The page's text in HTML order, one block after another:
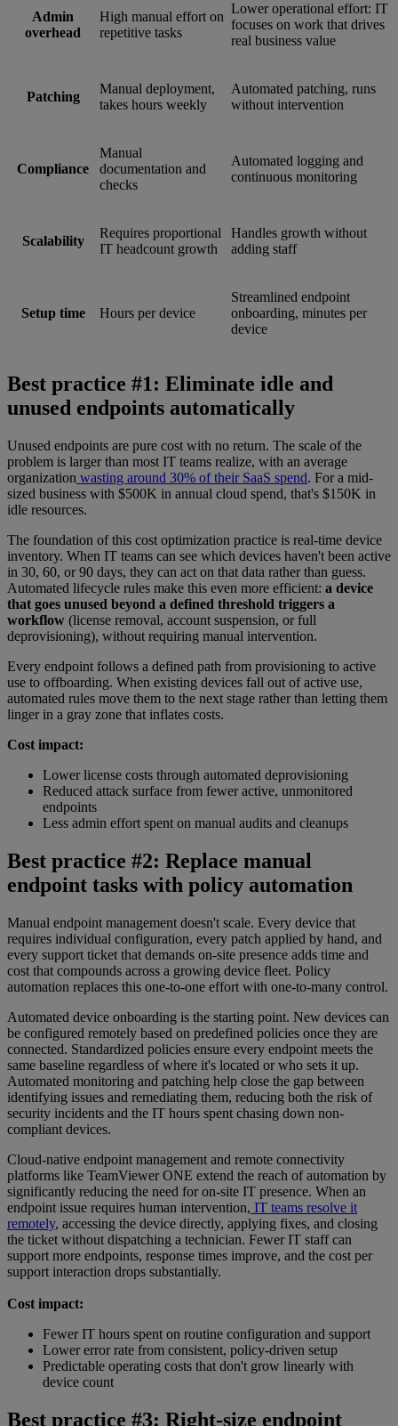
Admin
overhead
High manual effort on
repetitive tasks
Lower operational effort: IT
focuses on work that drives
real business value
Patching
Manual deployment,
takes hours weekly
Automated patching, runs
without intervention
Compliance
Manual
documentation and
checks
Automated logging and
continuous monitoring
Scalability
Requires proportional
IT headcount growth
Handles growth without
adding staff
Setup time Hours per device
Streamlined endpoint
onboarding, minutes per
device
Best practice #1: Eliminate idle and
unused endpoints automatically
Unused endpoints are pure cost with no return. The scale of the
problem is larger than most IT teams realize, with an average
organization wasting around 30% of their SaaS spend. For a mid-
sized business with $500K in annual cloud spend, that's $150K in
idle resources.
The foundation of this cost optimization practice is real-time device
inventory. When IT teams can see which devices haven't been active
in 30, 60, or 90 days, they can act on that data rather than guess.
Automated lifecycle rules make this even more efficient: a device
that goes unused beyond a defined threshold triggers a
workflow (license removal, account suspension, or full
deprovisioning), without requiring manual intervention.
Every endpoint follows a defined path from provisioning to active
use to offboarding. When existing devices fall out of active use,
automated rules move them to the next stage rather than letting them
linger in a gray zone that inflates costs.
Cost impact:
Lower license costs through automated deprovisioning
Reduced attack surface from fewer active, unmonitored
endpoints
Less admin effort spent on manual audits and cleanups
Best practice #2: Replace manual
endpoint tasks with policy automation
Manual endpoint management doesn't scale. Every device that
requires individual configuration, every patch applied by hand, and
every support ticket that demands on-site presence adds time and
cost that compounds across a growing device fleet. Policy
automation replaces this one-to-one effort with one-to-many control.
Automated device onboarding is the starting point. New devices can
be configured remotely based on predefined policies once they are
connected. Standardized policies ensure every endpoint meets the
same baseline regardless of where it's located or who sets it up.
Automated monitoring and patching help close the gap between
identifying issues and remediating them, reducing both the risk of
security incidents and the IT hours spent chasing down non-
compliant devices.
Cloud-native endpoint management and remote connectivity
platforms like TeamViewer ONE extend the reach of automation by
significantly reducing the need for on-site IT presence. When an
endpoint issue requires human intervention, IT teams resolve it
remotely, accessing the device directly, applying fixes, and closing
the ticket without dispatching a technician. Fewer IT staff can
support more endpoints, response times improve, and the cost per
support interaction drops substantially.
Cost impact:
Fewer IT hours spent on routine configuration and support
Lower error rate from consistent, policy-driven setup
Predictable operating costs that don't grow linearly with
device count
Best practice #3: Right-size endpoint